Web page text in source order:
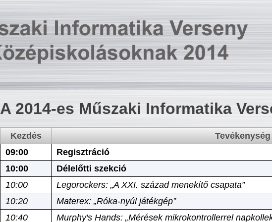
A 2014-es Műszaki Informatika
Kezdés
Tevékenység
09:00
Regisztráció
10:00
Délelőtti szekció
10:00
Legorockers: „A XXI. század menekítő csapata”
10:20
Materex: „Róka-nyúl játékgép”
10:40
Murphy's Hands: „Mérések mikrokontrollerrel